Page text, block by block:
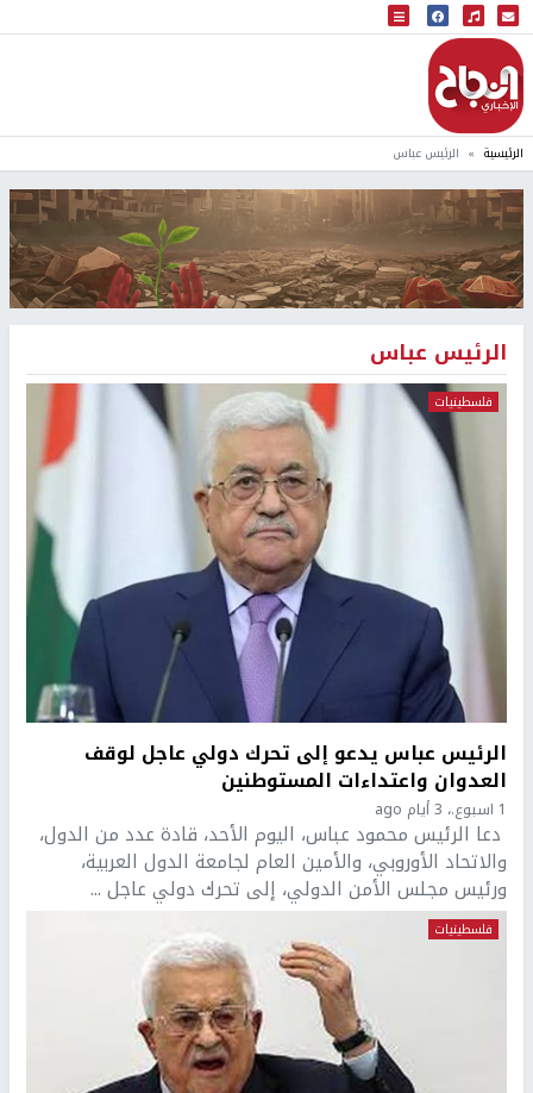
البث المباشر
إذاعة النجاح
الرئيسية الرئيس عباس
الرئيس عباس
فلسطينيات
الرئيس عباس يدعو إلى تحرك دولي عاجل لوقف
العدوان واعتداءات المستوطنين
1 اسبوع.، 3 أيام ago
دعا الرئيس محمود عباس، اليوم الأحد، قادة عدد من الدول،
والاتحاد الأوروبي، والأمين العام لجامعة الدول العربية،
ورئيس مجلس الأمن الدولي، إلى تحرك دولي عاجل ...
فلسطينيات